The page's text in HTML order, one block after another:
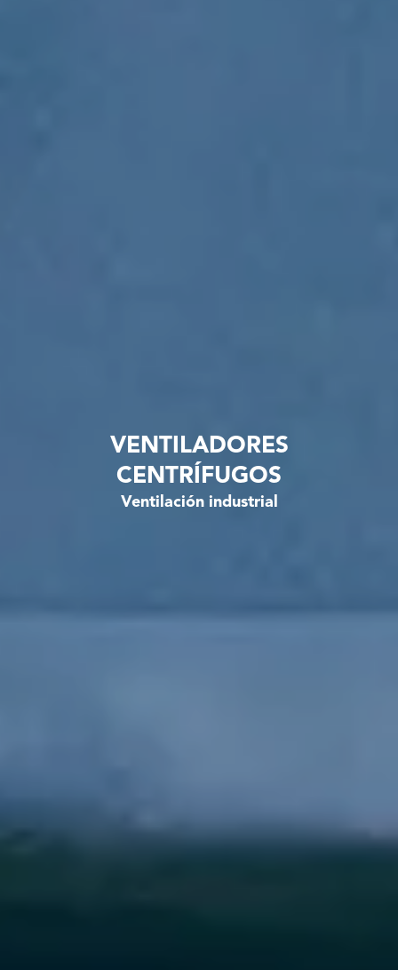
VENTILADORES
CENTRÍFUGOS
Ventilación industrial